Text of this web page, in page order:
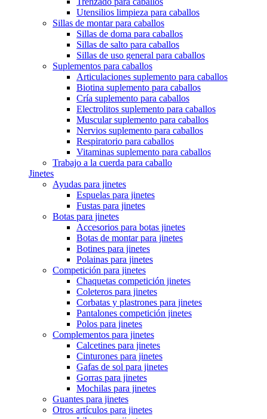
Utensilios limpieza para caballos
Sillas de montar para caballos
Sillas de doma para caballos
Sillas de salto para caballos
Sillas de uso general para caballos
Suplementos para caballos
Articulaciones suplemento para caballos
Biotina suplemento para caballos
Cría suplemento para caballos
Electrolitos suplemento para caballos
Muscular suplemento para caballos
Nervios suplemento para caballos
Respiratorio para caballos
Vitaminas suplemento para caballos
Trabajo a la cuerda para caballo
Jinetes
Ayudas para jinetes
Espuelas para jinetes
Fustas para jinetes
Botas para jinetes
Accesorios para botas jinetes
Botas de montar para jinetes
Botines para jinetes
Polainas para jinetes
Competición para jinetes
Chaquetas competición jinetes
Coleteros para jinetes
Corbatas y plastrones para jinetes
Pantalones competición jinetes
Polos para jinetes
Complementos para jinetes
Calcetines para jinetes
Cinturones para jinetes
Gafas de sol para jinetes
Gorras para jinetes
Mochilas para jinetes
Guantes para jinetes
Otros artículos para jinetes